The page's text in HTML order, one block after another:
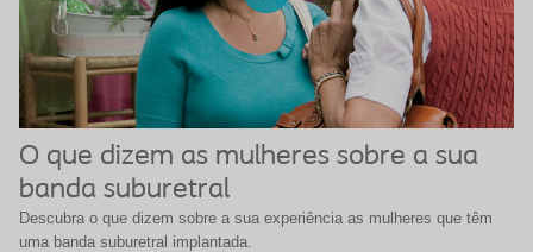
O que dizem as mulheres sobre a sua
banda suburetral
Descubra o que dizem sobre a sua experiência as mulheres que têm
uma banda suburetral implantada.